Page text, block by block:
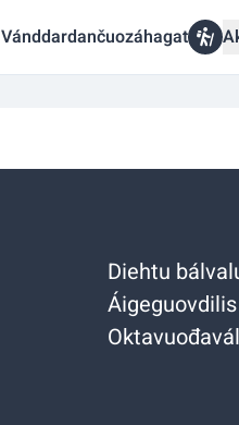
Vánddardančuozáhagat
Diehtu
Áigeguovdilis